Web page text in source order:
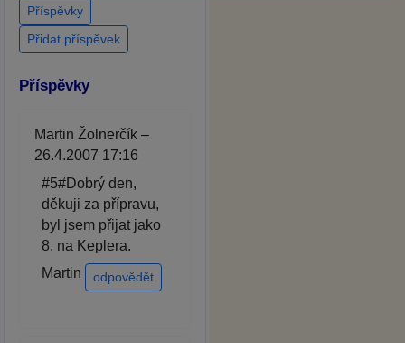
Příspěvky
Přidat příspěvek
Příspěvky
Martin Žolnerčík –
26.4.2007 17:16
#5#Dobrý den,
děkuji za přípravu,
byl jsem přijat jako
8. na Keplera.
Martin
odpovědět